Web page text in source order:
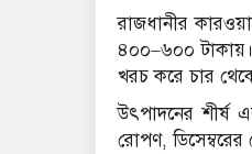
রাজধানীর
৪০০–৬০০ টাকায়।
খরচ করে চার
উৎপাদনের শীর্ষ
রোপণ, ডিসেম্বরের